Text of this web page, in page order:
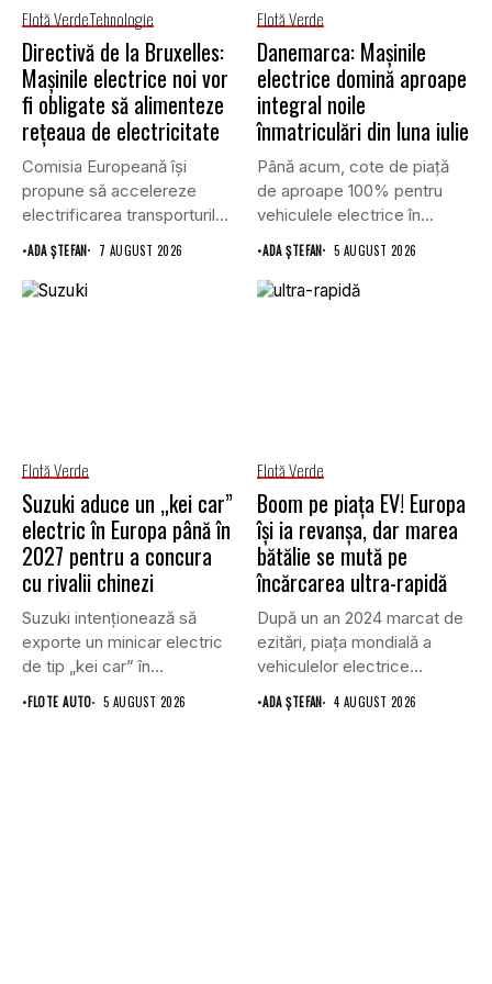
Flotă VerdeTehnologie
Directivă de la Bruxelles:
Mașinile electrice noi vor
fi obligate să alimenteze
rețeaua de electricitate
Comisia Europeană își
propune să accelereze
electrificarea transporturilor,
a clădirilor și a...
•ADA ȘTEFAN 7 AUGUST 2026
Flotă Verde
Danemarca: Mașinile
electrice domină aproape
integral noile
înmatriculări din luna iulie
Până acum, cote de piață
de aproape 100% pentru
vehiculele electrice în...
•ADA ȘTEFAN 5 AUGUST 2026
Flotă Verde
Suzuki aduce un „kei car”
electric în Europa până în
2027 pentru a concura
cu rivalii chinezi
Suzuki intenționează să
exporte un minicar electric
de tip „kei car” în...
•FLOTE AUTO 5 AUGUST 2026
Flotă Verde
Boom pe piața EV! Europa
își ia revanșa, dar marea
bătălie se mută pe
încărcarea ultra-rapidă
După un an 2024 marcat de
ezitări, piața mondială a
vehiculelor electrice...
•ADA ȘTEFAN 4 AUGUST 2026